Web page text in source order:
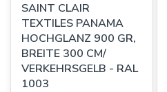
SAINT CLAIR
TEXTILES PANAMA
HOCHGLANZ 900 GR,
BREITE 300 CM/
VERKEHRSGELB - RAL
1003